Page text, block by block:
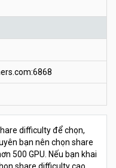
difficulty để chọn,
bạn nên chọn share
500 GPU. Nếu bạn khai